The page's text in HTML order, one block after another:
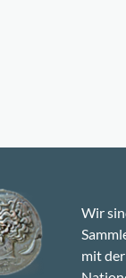
Wir
mit